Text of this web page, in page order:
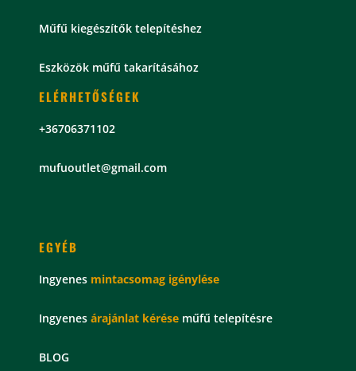
Műfű kiegészítők telepítéshez
Eszközök műfű takarításához
ELÉRHETŐSÉGEK
+36706371102
mufuoutlet@gmail.com
EGYÉB
Ingyenes mintacsomag igénylése
Ingyenes árajánlat kérése műfű telepítésre
BLOG